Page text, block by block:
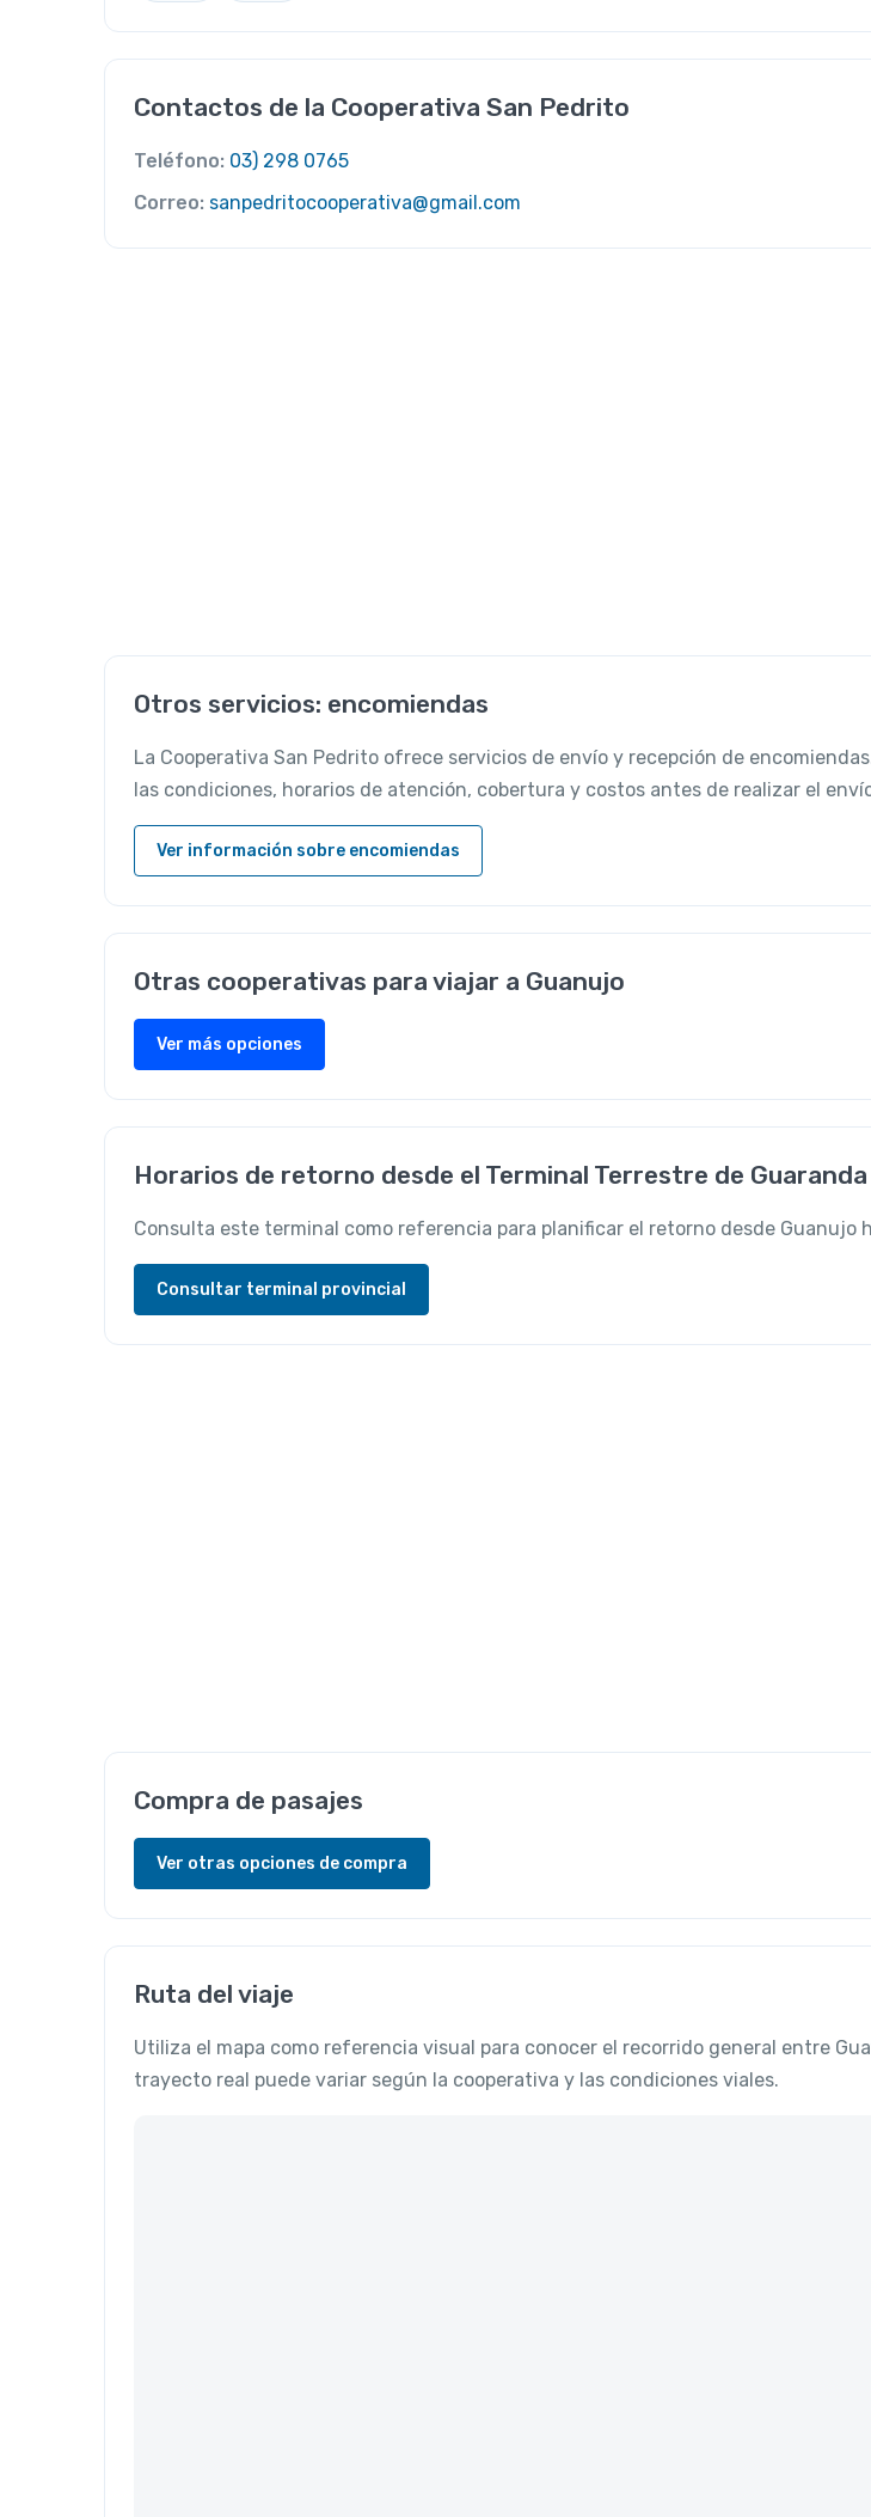
Contactos de la Cooperativa San Pedrito
Teléfono: 03) 298 0765
Correo: sanpedritocooperativa@gmail.com
Otros servicios: encomiendas
La Cooperativa San Pedrito ofrece servicios de envío y recepción de
las condiciones, horarios de atención, cobertura y costos antes de realizar el
Ver información sobre encomiendas
Otras cooperativas para viajar a Guanujo
Ver más opciones
Horarios de retorno desde el Terminal Terrestre de Guaranda
Consulta este terminal como referencia para planificar el retorno desde Guanujo
Consultar terminal provincial
Compra de pasajes
Ver otras opciones de compra
Ruta del viaje
Utiliza el mapa como referencia visual para conocer el recorrido general entre
trayecto real puede variar según la cooperativa y las condiciones viales.